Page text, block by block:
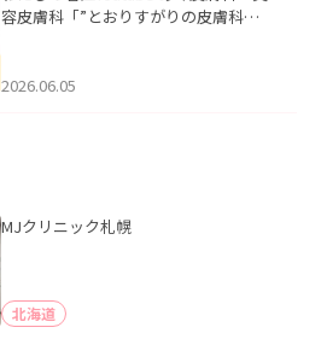
容皮膚科「”とおりすがりの皮膚科
2026.06.05
MJクリニック札幌
北海道